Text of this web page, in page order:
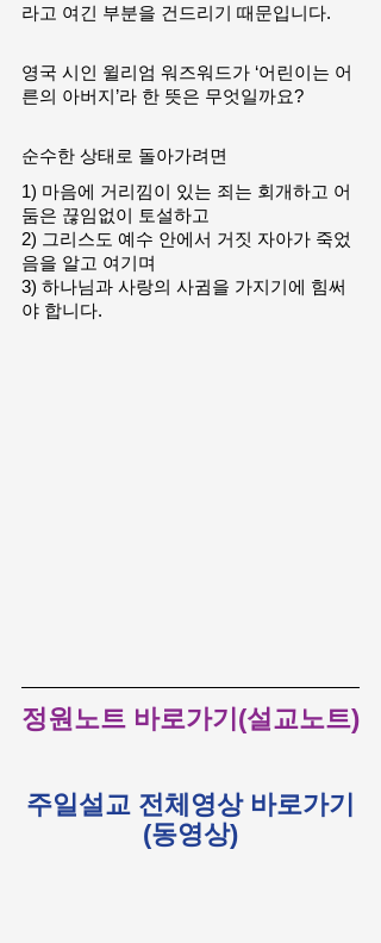
라고 여긴 부분을 건드리기 때문입니다.
영국 시인 윌리엄 워즈워드가 ‘어린이는 어
른의 아버지’라 한 뜻은 무엇일까요?
순수한 상태로 돌아가려면
1) 마음에 거리낌이 있는 죄는 회개하고 어
둠은 끊임없이 토설하고
2) 그리스도 예수 안에서 거짓 자아가 죽었
음을 알고 여기며
3) 하나님과 사랑의 사귐을 가지기에 힘써
야 합니다.
정원노트 바로가기(설교노트)
주일설교 전체영상 바로가기
(동영상)